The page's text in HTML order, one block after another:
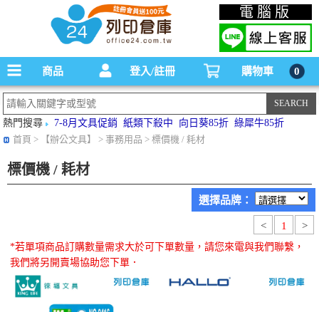
碳粉匣，墨水匣,原廠碳粉匣，副廠碳粉匣，環保碳粉匣,連續供墨印表機-office24列印
倉庫線上購物手機版
電腦版
商品 登入/註冊 購物車 0
熱門搜尋 7-8月文具促銷 紙類下殺中 向日葵85折 綠犀牛85折
首頁 > 【辦公文具】 > 事務用品 > 標價機 / 耗材
標價機 / 耗材
選擇品牌：
< 1 >
*若單項商品訂購數量需求大於可下單數量，請您來電與我們聯繫，
我們將另開賣場協助您下單．